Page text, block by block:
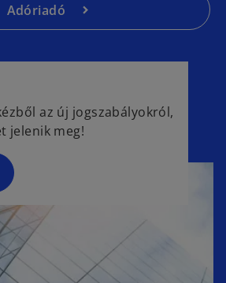
Adóriadó
az új jogszabályokról,
jelenik meg!